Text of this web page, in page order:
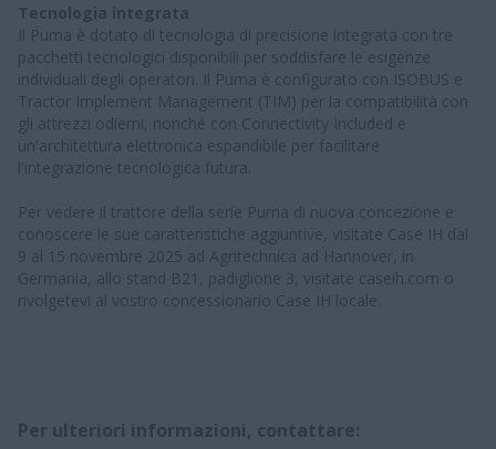
Tecnologia integrata
Il Puma è dotato di tecnologia di precisione integrata con tre
pacchetti tecnologici disponibili per soddisfare le esigenze
individuali degli operatori. Il Puma è configurato con ISOBUS e
Tractor Implement Management (TIM) per la compatibilità con
gli attrezzi odierni, nonché con Connectivity Included e
un'architettura elettronica espandibile per facilitare
l'integrazione tecnologica futura.
Per vedere il trattore della serie Puma di nuova concezione e
conoscere le sue caratteristiche aggiuntive, visitate Case IH dal
9 al 15 novembre 2025 ad Agritechnica ad Hannover, in
Germania, allo stand B21, padiglione 3, visitate caseih.com o
rivolgetevi al vostro concessionario Case IH locale.
Per ulteriori informazioni, contattare: